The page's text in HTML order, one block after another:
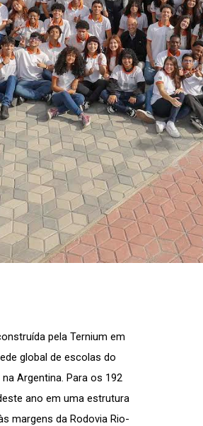
pela Ternium em
global de escolas do
Argentina. Para os 192
ano em uma estrutura
margens da Rodovia Rio-